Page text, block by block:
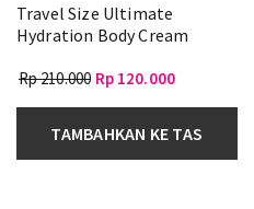
Travel Size Ultimate
Hydration Body Cream
Rp 210.000 Rp 120.000
TAMBAHKAN KE TAS